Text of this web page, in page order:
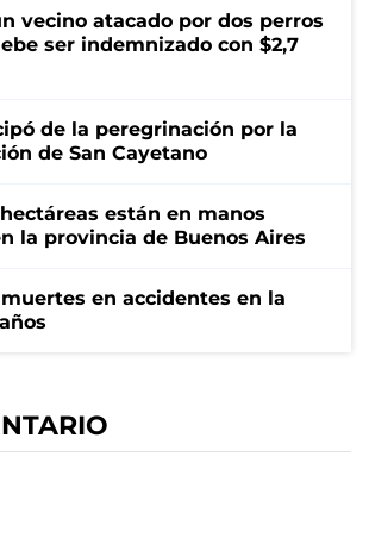
vecino atacado por dos perros
ser indemnizado con $2,7
de la peregrinación por la
de San Cayetano
están en manos
la provincia de Buenos Aires
muertes en accidentes en la